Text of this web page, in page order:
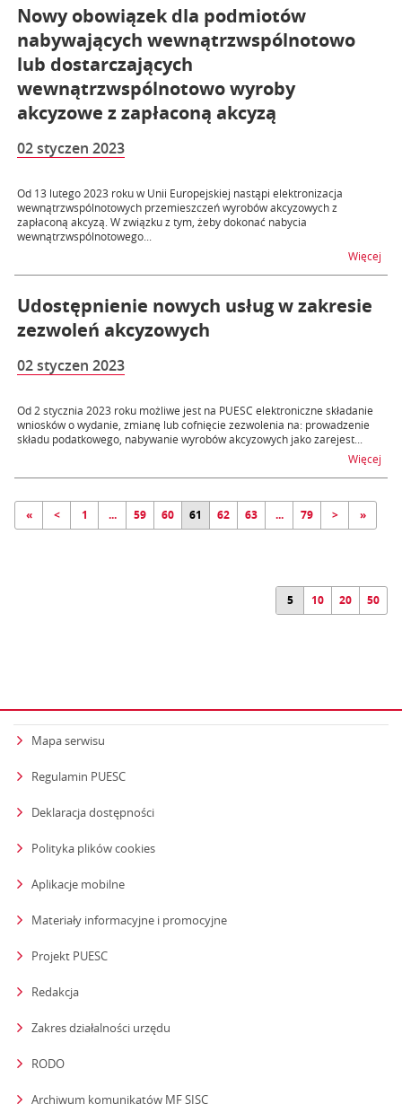
Nowy obowiązek dla podmiotów
nabywających wewnątrzwspólnotowo
lub dostarczających
wewnątrzwspólnotowo wyroby
akcyzowe z zapłaconą akcyzą
02 styczen 2023
Od 13 lutego 2023 roku w Unii Europejskiej nastąpi elektronizacja
wewnątrzwspólnotowych przemieszczeń wyrobów akcyzowych z
zapłaconą akcyzą. W związku z tym, żeby dokonać nabycia
wewnątrzwspólnotowego...
Więcej
Udostępnienie nowych usług w zakresie
zezwoleń akcyzowych
02 styczen 2023
Od 2 stycznia 2023 roku możliwe jest na PUESC elektroniczne składanie
wniosków o wydanie, zmianę lub cofnięcie zezwolenia na: prowadzenie
składu podatkowego, nabywanie wyrobów akcyzowych jako zarejest...
Więcej
« < 1 ... 59 60 61 62 63 ... 79 > »
5 10 20 50
Mapa serwisu
Regulamin PUESC
Deklaracja dostępności
Polityka plików cookies
Aplikacje mobilne
Materiały informacyjne i promocyjne
Projekt PUESC
Redakcja
Zakres działalności urzędu
RODO
Archiwum komunikatów MF SISC